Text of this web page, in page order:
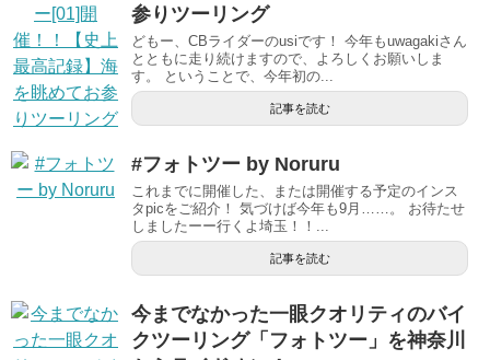
参りツーリング
どもー、CBライダーのusiです！ 今年もuwagakiさん
とともに走り続けますので、よろしくお願いしま
す。 ということで、今年初の...
記事を読む
#フォトツー by Noruru
これまでに開催した、または開催する予定のインス
タpicをご紹介！ 気づけば今年も9月……。 お待たせ
しましたーー行くよ埼玉！！...
記事を読む
今までなかった一眼クオリティのバイ
クツーリング「フォトツー」を神奈川